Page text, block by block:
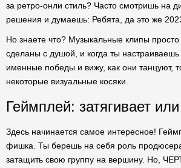
за ретро-онли стиль? Часто смотришь на
решения и думаешь: Ребята, да это же
Но знаете что? Музыкальные клипы
сделаны с душой, и когда ты настраиваешь
именные победы и вижу, как они танцуют,
некоторые визуальные косяки.
Геймплей: затягивает
Здесь начинается самое интересное!
фишка. Ты берешь на себя роль
затащить свою группу на вершину. Но,